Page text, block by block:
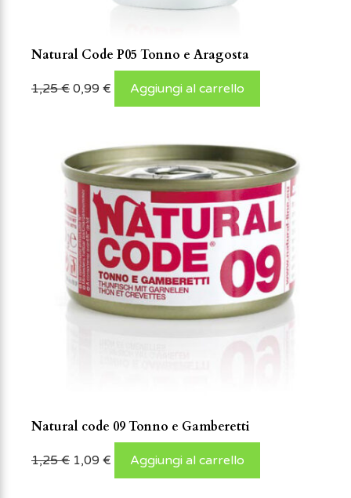
Natural Code P05 Tonno e Aragosta
1,25€ 0,99 € Aggiungi al carrello
Natural code 09 Tonno e Gamberetti
1,25€ 1,09 € Aggiungi al carrello